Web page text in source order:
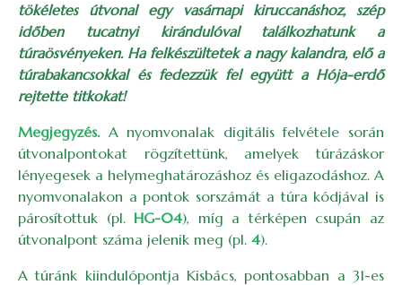
tökéletes útvonal egy vasárnapi kiruccanáshoz, szép
időben tucatnyi kirándulóval találkozhatunk a
túraösvényeken. Ha felkészültetek a nagy kalandra, elő a
túrabakancsokkal és fedezzük fel együtt a Hója-erdő
rejtette titkokat!
Megjegyzés. A nyomvonalak digitális felvétele során
útvonalpontokat rögzítettünk, amelyek túrázáskor
lényegesek a helymeghatározáshoz és eligazodáshoz. A
nyomvonalakon a pontok sorszámát a túra kódjával is
párosítottuk (pl.HG-04), míg a térképen csupán az
útvonalpont száma jelenik meg (pl. 4).
A túránk kiindulópontja Kisbács, pontosabban a 31-es